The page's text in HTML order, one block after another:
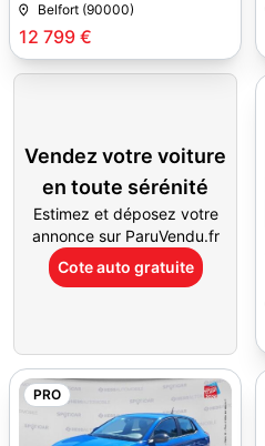
12 799 €
Belfort (90000)
Vendez votre voiture
en toute sérénité
Estimez et déposez votre
annonce sur ParuVendu.fr
Cote auto gratuite
PRO